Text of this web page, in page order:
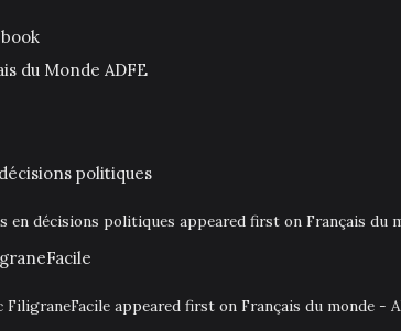
du Monde ADFE
politiques
en décisions politiques appeared first on Français du
appeared first on Français du monde -